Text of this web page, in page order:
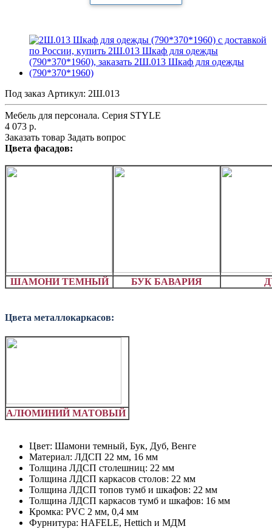
Под заказ Артикул: 2Ш.013
Мебель для персонала. Серия STYLE
4 073 р.
Заказать товар Задать вопрос
Цвета фасадов:
ШАМОНИ ТЕМНЫЙ БУК БАВАРИЯ
Цвета металлокаркасов:
АЛЮМИНИЙ МАТОВЫЙ
Цвет: Шамони темный, Бук, Дуб, Венге
Материал: ЛДСП 22 мм, 16 мм
Толщина ЛДСП столешниц: 22 мм
Толщина ЛДСП каркасов столов: 22 мм
Толщина ЛДСП топов тумб и шкафов: 22 мм
Толщина ЛДСП каркасов тумб и шкафов: 16 мм
Кромка: PVC 2 мм, 0,4 мм
Фурнитура: HAFELE, Hettich и МДМ